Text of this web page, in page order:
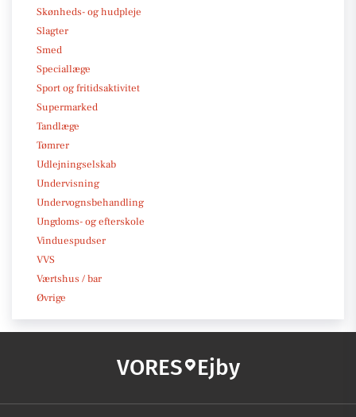
Skønheds- og hudpleje
Slagter
Smed
Speciallæge
Sport og fritidsaktivitet
Supermarked
Tandlæge
Tømrer
Udlejningselskab
Undervisning
Undervognsbehandling
Ungdoms- og efterskole
Vinduespudser
VVS
Værtshus / bar
Øvrige
VORES Ejby